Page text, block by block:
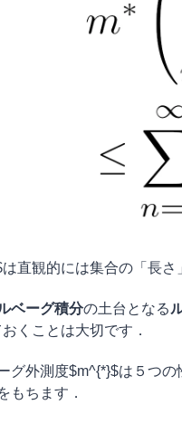
直観的には集合の「長さ
ベーグ積分の土台となる
くことは大切です．
グ外測度$m^{*}$は５つの
もちます．